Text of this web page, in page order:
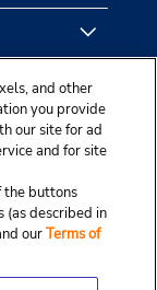
and other
you provide
our site for ad
and for site
the buttons
(as described in
ourTerms of